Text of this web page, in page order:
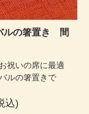
ルの箸置き 間
祝いの席に最適
ルの箸置きで
込)